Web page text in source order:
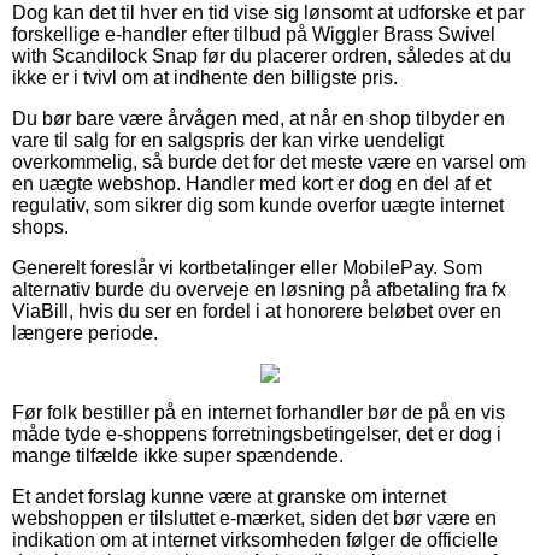
Dog kan det til hver en tid vise sig lønsomt at udforske et par
forskellige e-handler efter tilbud på Wiggler Brass Swivel
with Scandilock Snap før du placerer ordren, således at du
ikke er i tvivl om at indhente den billigste pris.
Du bør bare være årvågen med, at når en shop tilbyder en
vare til salg for en salgspris der kan virke uendeligt
overkommelig, så burde det for det meste være en varsel om
en uægte webshop. Handler med kort er dog en del af et
regulativ, som sikrer dig som kunde overfor uægte internet
shops.
Generelt foreslår vi kortbetalinger eller MobilePay. Som
alternativ burde du overveje en løsning på afbetaling fra fx
ViaBill, hvis du ser en fordel i at honorere beløbet over en
længere periode.
Før folk bestiller på en internet forhandler bør de på en vis
måde tyde e-shoppens forretningsbetingelser, det er dog i
mange tilfælde ikke super spændende.
Et andet forslag kunne være at granske om internet
webshoppen er tilsluttet e-mærket, siden det bør være en
indikation om at internet virksomheden følger de officielle